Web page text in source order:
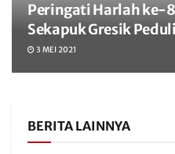
Peringati Harlah ke-
Sekapuk Gresik
3 MEI 2021
BERITA LAINNYA